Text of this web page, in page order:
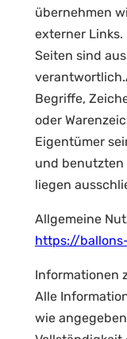
übernehmen
externer
Seiten sind
Begriffe,
oder
Eigentümer
und benutzten
liegen
Allgemeine
https://
Informationen
Alle
wie